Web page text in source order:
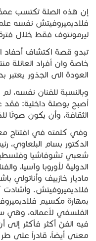
إن هذه الصلة تكتسب
فلاديميروفيتش نفسه علم
ليرمونتوف فقط خلال فترة
تبدو قصة اكتشاف أحفاد
خاصة وان أفراد العائلة
العودة الى الجذور يعتبر
وبالنسبة للفنان نفسه،
أصبح بوصلة داخلية: فقد
الثقافة، وأن يكون صوتًا
وفي كلمته في
الدكتور بسام البلعاوي،
شعبي تشوفاشيا وفلسطين
الدولية لأوروبا وآسيا،
ماديار خازييف وأناتولي
فلاديميروفيتش. وأشادت
بمهارة مكسيم
الفلسفي لأعماله،
فيه الفنّ أكثر فأكثر
معنى أيضاً، قادراً على